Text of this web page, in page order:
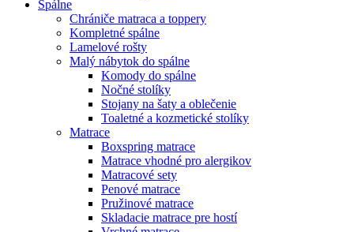
Spálne
Chrániče matraca a toppery
Kompletné spálne
Lamelové rošty
Malý nábytok do spálne
Komody do spálne
Nočné stolíky
Stojany na šaty a oblečenie
Toaletné a kozmetické stolíky
Matrace
Boxspring matrace
Matrace vhodné pro alergikov
Matracové sety
Penové matrace
Pružinové matrace
Skladacie matrace pre hostí